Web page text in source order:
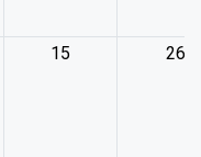
15 26